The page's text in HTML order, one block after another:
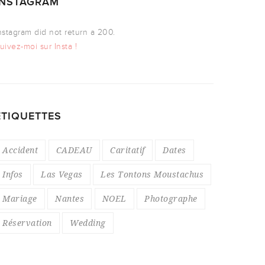
did not return a 200.
moi sur Insta !
Accident CADEAU Caritatif Dates
Infos Las Vegas Les Tontons Moustachus
Mariage Nantes NOEL Photographe
Réservation Wedding